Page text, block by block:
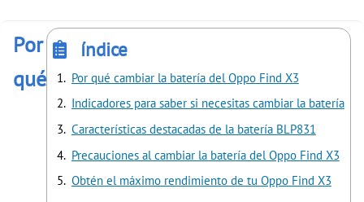
índice
Por qué cambiar la batería del Oppo Find X3
Indicadores para saber si necesitas cambiar la batería
Características destacadas de la batería BLP831
Precauciones al cambiar la batería del Oppo Find X3
Obtén el máximo rendimiento de tu Oppo Find X3
Por
qué